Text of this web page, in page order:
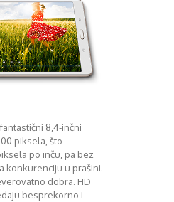
8,4-inčni
piksela, što
po inču, pa bez
konkurenciju u prašini.
dobra. HD
besprekorno i